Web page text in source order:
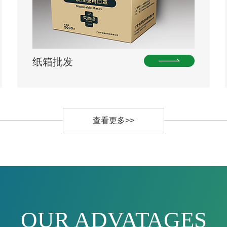
纸箱批发
查看更多>>
OUR ADVATAGES